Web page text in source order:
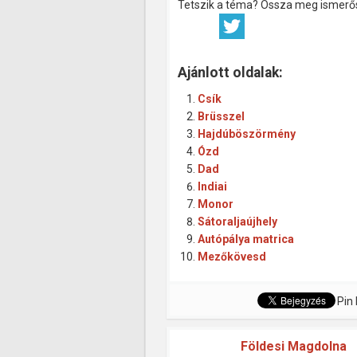
Tetszik a téma? Ossza meg
Ajánlott oldalak:
Csík
Brüsszel
Hajdúböszörmény
Ózd
Dad
Indiai
Monor
Sátoraljaújhely
Autópálya matrica
Mezőkövesd
Pin
Földesi Magdolna